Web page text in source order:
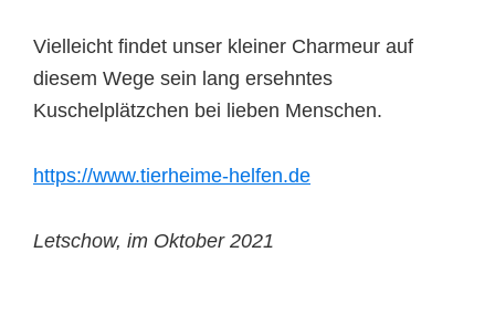
Vielleicht findet unser kleiner Charmeur auf
diesem Wege sein lang ersehntes
Kuschelplätzchen bei lieben Menschen.
https://www.tierheime-helfen.de
Letschow, im Oktober 2021